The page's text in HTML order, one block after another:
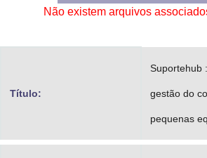
Gabinete de Segurança Institucional
Planalto
Não existem arquivos
Título:
Suportehub
gestão do
pequenas